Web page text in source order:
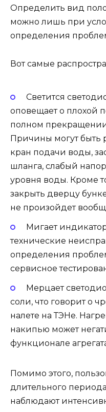
Определить вид
можно лишь при
определения
Вот самые
Светится
оповещает о плохой
полном
Причины могут быть
кран подачи воды,
шланга, слабый
уровня воды. Кроме
закрыть дверцу
не произойдет
Мигает
технические
определения
сервисное
Мерцает
соли, что говорит о
налете на ТЭНе.
накипью может
функционале
Помимо этого,
длительного
наблюдают